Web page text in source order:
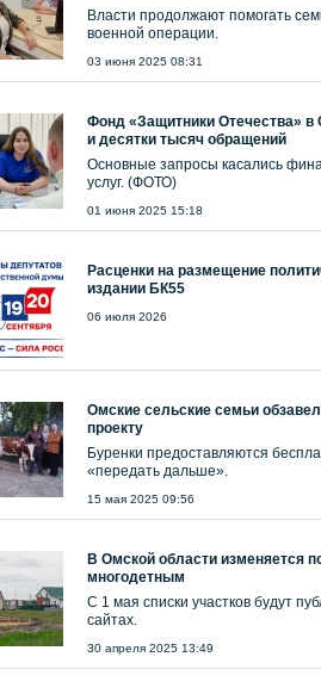
Власти продолжают помогать
военной операции.
03 июня 2025 08:31
Фонд «Защитники Отечества»
и десятки тысяч обращений
Основные запросы касались
услуг. (ФОТО)
01 июня 2025 15:18
Расценки на размещение
издании БК55
06 июля 2026
Омские сельские семьи
проекту
Буренки предоставляются
«передать дальше».
15 мая 2025 09:56
В Омской области изменяется
многодетным
С 1 мая списки участков будут
сайтах.
30 апреля 2025 13:49